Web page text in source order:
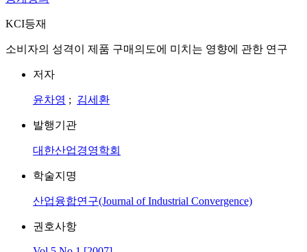
KCI등재
소비자의 성격이 제품 구매의도에 미치는 영향에 관한 연구
저자
윤차영 ; 김세환
발행기관
대한산업경영학회
학술지명
산업융합연구(Journal of Industrial Convergence)
권호사항